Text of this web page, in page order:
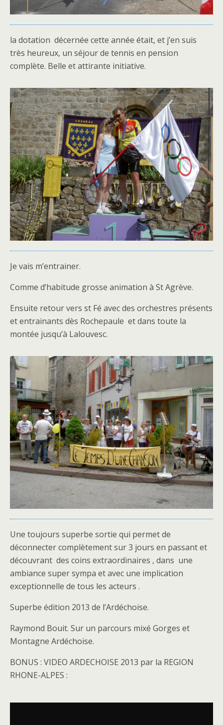
la dotation décernée cette année était, et j’en suis
très heureux, un séjour de tennis en pension
complète. Belle et attirante initiative.
Je vais m’entrainer.
Comme d’habitude grosse animation à St Agrève.
Ensuite retour vers st Fé avec des orchestres présents
et entrainants dès Rochepaule et dans toute la
montée jusqu’à Lalouvesc.
Une toujours superbe sortie qui permet de
déconnecter complètement sur 3 jours en passant et
découvrant des coins extraordinaires , dans une
ambiance super sympa et avec une implication
exceptionnelle de tous les acteurs .
Superbe édition 2013 de l’Ardéchoise.
Raymond Bouit. Sur un parcours mixé Gorges et
Montagne Ardéchoise.
BONUS : VIDEO ARDECHOISE 2013 par la REGION
RHONE-ALPES :